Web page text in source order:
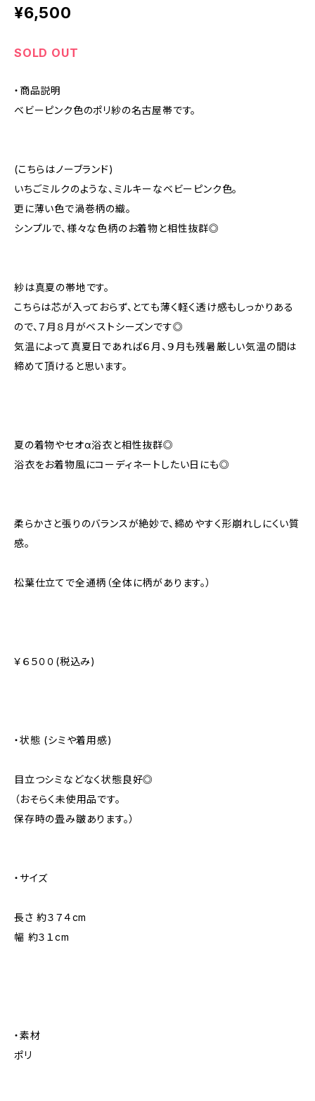
¥6,500
SOLD OUT
・商品説明
ベビーピンク色のポリ紗の名古屋帯です。
(こちらはノーブランド)
いちごミルクのような、ミルキーなベビーピンク色。
更に薄い色で渦巻柄の織。
シンプルで、様々な色柄のお着物と相性抜群◎
紗は真夏の帯地です。
こちらは芯が入っておらず、とても薄く軽く透け感もしっかりある
ので、７月８月がベストシーズンです◎
気温によって真夏日であれば６月、９月も残暑厳しい気温の間は
締めて頂けると思います。
夏の着物やセオα浴衣と相性抜群◎
浴衣をお着物風にコーディネートしたい日にも◎
柔らかさと張りのバランスが絶妙で、締めやすく形崩れしにくい質
感。
松葉仕立てで全通柄（全体に柄があります。）
￥６５００(税込み)
・状態 (シミや着用感)
目立つシミなどなく状態良好◎
（おそらく未使用品です。
保存時の畳み皺あります。）
・サイズ
長さ 約３７４cm
幅 約３１cm
・素材
ポリ